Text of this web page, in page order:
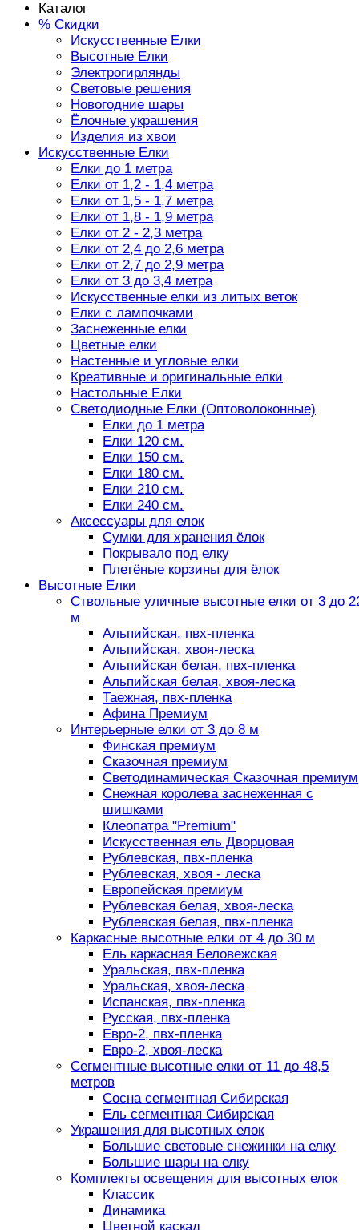
Каталог
% Скидки
Искусственные Елки
Высотные Елки
Электрогирлянды
Световые решения
Новогодние шары
Ёлочные украшения
Изделия из хвои
Искусственные Елки
Елки до 1 метра
Елки от 1,2 - 1,4 метра
Елки от 1,5 - 1,7 метра
Елки от 1,8 - 1,9 метра
Елки от 2 - 2,3 метра
Елки от 2,4 до 2,6 метра
Елки от 2,7 до 2,9 метра
Елки от 3 до 3,4 метра
Искусственные елки из литых веток
Елки с лампочками
Заснеженные елки
Цветные елки
Настенные и угловые елки
Креативные и оригинальные елки
Настольные Елки
Светодиодные Елки (Оптоволоконные)
Елки до 1 метра
Елки 120 см.
Елки 150 см.
Елки 180 см.
Елки 210 см.
Елки 240 см.
Аксессуары для елок
Сумки для хранения ёлок
Покрывало под елку
Плетёные корзины для ёлок
Высотные Елки
Ствольные уличные высотные елки от 3 до
м
Альпийская, пвх-пленка
Альпийская, хвоя-леска
Альпийская белая, пвх-пленка
Альпийская белая, хвоя-леска
Таежная, пвх-пленка
Афина Премиум
Интерьерные елки от 3 до 8 м
Финская премиум
Сказочная премиум
Светодинамическая Сказочная премиум
Снежная королева заснеженная с
шишками
Клеопатра "Premium"
Искусственная ель Дворцовая
Рублевская, пвх-пленка
Рублевская, хвоя - леска
Европейская премиум
Рублевская белая, хвоя-леска
Рублевская белая, пвх-пленка
Каркасные высотные елки от 4 до 30 м
Ель каркасная Беловежская
Уральская, пвх-пленка
Уральская, хвоя-леска
Испанская, пвх-пленка
Русская, пвх-пленка
Евро-2, пвх-пленка
Евро-2, хвоя-леска
Сегментные высотные елки от 11 до 48,5
метров
Сосна сегментная Сибирская
Ель сегментная Сибирская
Украшения для высотных елок
Большие световые снежинки на елку
Большие шары на елку
Комплекты освещения для высотных елок
Классик
Динамика
Цветной каскад